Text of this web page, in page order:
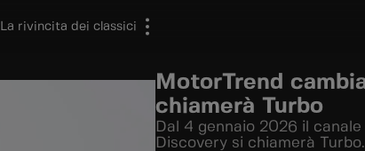
La rivincita dei classici
MotorTrend
chiamerà Turbo
Dal 4 gennaio 2026 il
Discovery si chiamerà